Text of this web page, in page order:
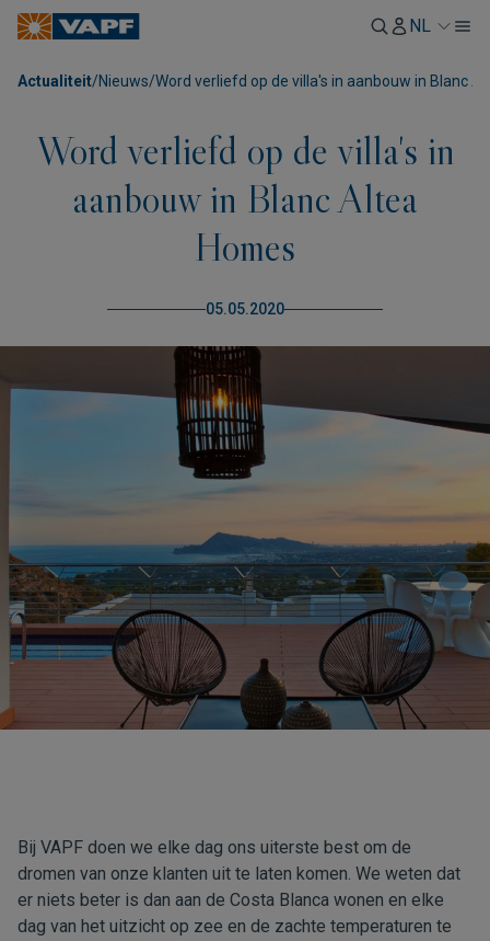
NL
Actualiteit/Nieuws/Word verliefd op de villa's in aanbouw in Blanc
Word verliefd op de villa's in
aanbouw in Blanc Altea
Homes
05.05.2020
Bij VAPF doen we elke dag ons uiterste best om de
dromen van onze klanten uit te laten komen. We weten dat
er niets beter is dan aan de Costa Blanca wonen en elke
dag van het uitzicht op zee en de zachte temperaturen te